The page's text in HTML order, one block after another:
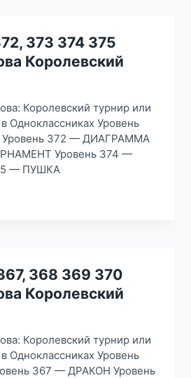
373 374 375
Королевский
Королевский турнир или
Одноклассниках Уровень
372 — ДИАГРАММА
Уровень 374 —
— ПУШКА
368 369 370
Королевский
Королевский турнир или
Одноклассниках Уровень
367 — ДРАКОН Уровень